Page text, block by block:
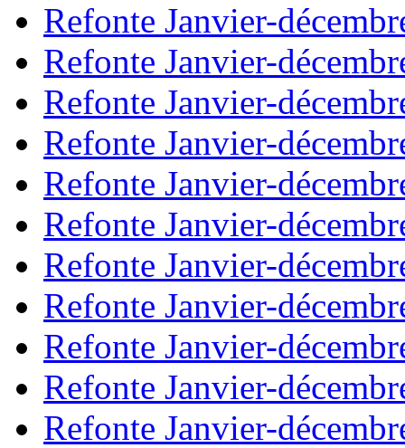
Refonte Janvier-
Refonte Janvier-
Refonte Janvier-
Refonte Janvier-
Refonte Janvier-
Refonte Janvier-
Refonte Janvier-
Refonte Janvier-
Refonte Janvier-
Refonte Janvier-
Refonte Janvier-